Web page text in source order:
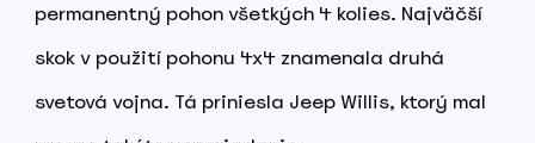
permanentný pohon všetkých 4 kolies. Najväčší
skok v použití pohonu 4x4 znamenala druhá
svetová vojna. Tá priniesla Jeep Willis, ktorý mal